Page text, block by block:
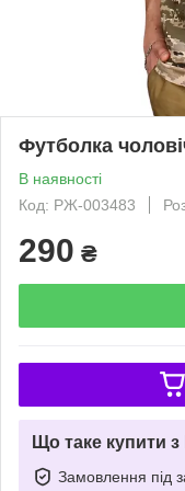
Футболка
В наявності
Код: РЖ-003483
290 ₴
Що таке купити
Замовлення під